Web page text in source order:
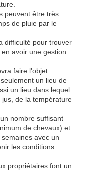
peuvent être très
de pluie par le
difficulté pour trouver
avoir une gestion
faire l'objet
un lieu de
un lieu dans lequel
de la température
nombre suffisant
de chevaux) et
avec un
les conditions
propriétaires font un